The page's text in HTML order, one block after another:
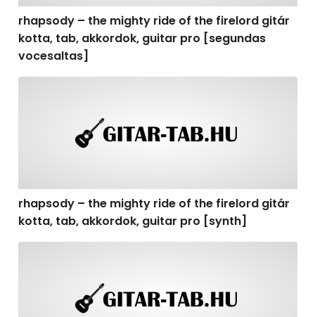
rhapsody – the mighty ride of the firelord gitár
kotta, tab, akkordok, guitar pro [segundas
vocesaltas]
rhapsody – the mighty ride of the firelord gitár
kotta, tab, akkordok, guitar pro [synth]